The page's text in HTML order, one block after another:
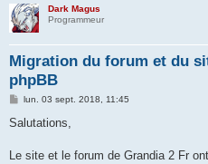
Dark Magus
Programmeur
Migration du forum et du
phpBB
M
s
g
lun. 03 sept. 2018, 11:45
Salutations,
Le site et le forum de Grandia 2 Fr